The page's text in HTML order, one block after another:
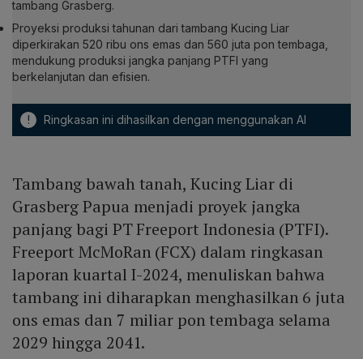
tambang Grasberg.
Proyeksi produksi tahunan dari tambang Kucing Liar
diperkirakan 520 ribu ons emas dan 560 juta pon tembaga,
mendukung produksi jangka panjang PTFI yang
berkelanjutan dan efisien.
! Ringkasan ini dihasilkan dengan menggunakan AI
Tambang bawah tanah, Kucing Liar di
Grasberg Papua menjadi proyek jangka
panjang bagi PT Freeport Indonesia (PTFI).
Freeport McMoRan (FCX) dalam ringkasan
laporan kuartal I-2024, menuliskan bahwa
tambang ini diharapkan menghasilkan 6 juta
ons emas dan 7 miliar pon tembaga selama
2029 hingga 2041.